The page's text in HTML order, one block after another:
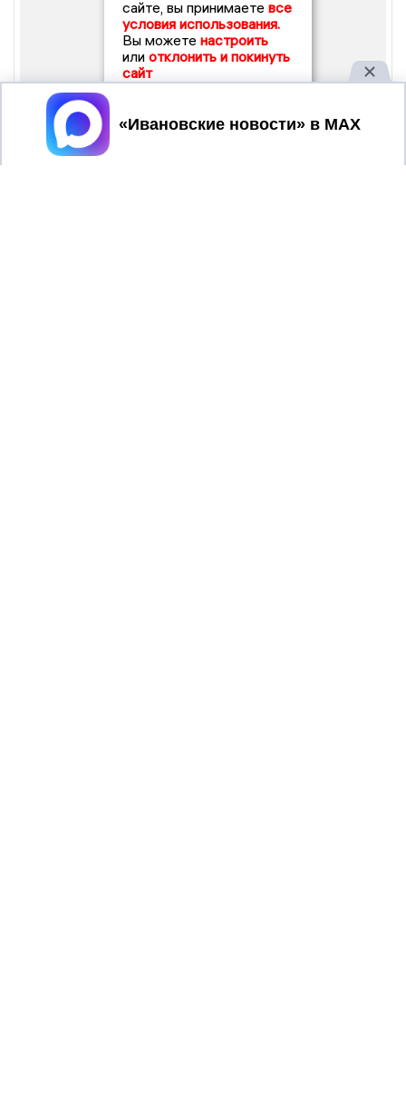
сайте, вы принимаете все
условия использования.
Вы можете настроить
или отклонить и покинуть
сайт
Принять